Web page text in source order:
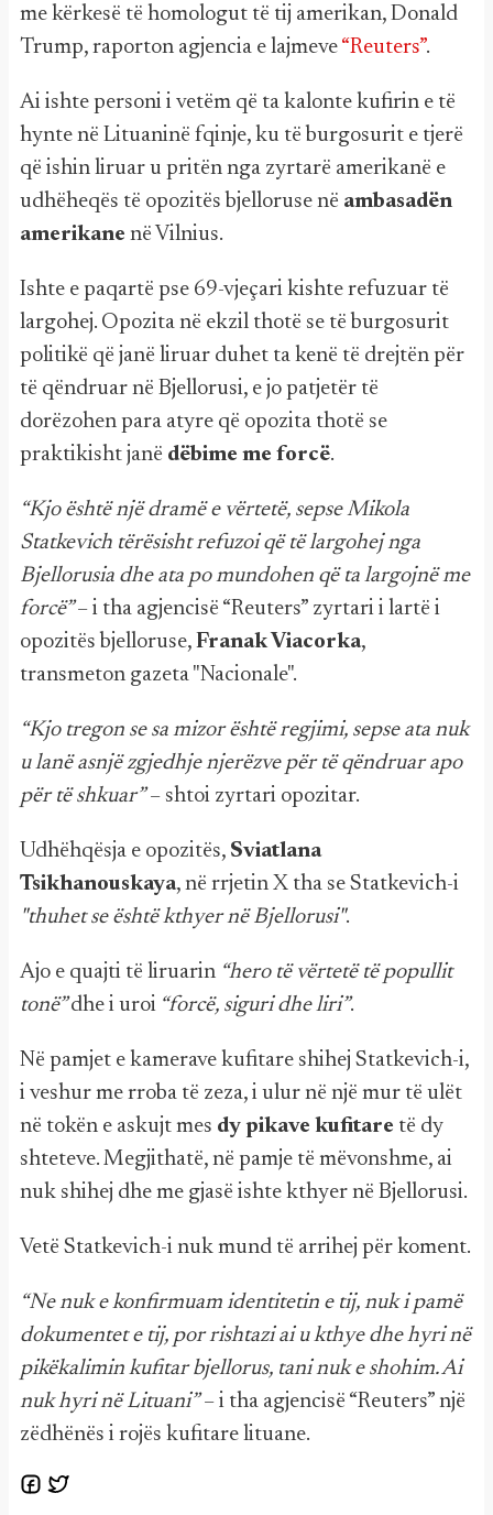
me kërkesë të homologut të tij amerikan, Donald
Trump, raporton agjencia e lajmeve “Reuters”.
Ai ishte personi i vetëm që ta kalonte kufirin e të
hynte në Lituaninë fqinje, ku të burgosurit e tjerë
që ishin liruar u pritën nga zyrtarë amerikanë e
udhëheqës të opozitës bjelloruse në ambasadën
amerikane në Vilnius.
Ishte e paqartë pse 69-vjeçari kishte refuzuar të
largohej. Opozita në ekzil thotë se të burgosurit
politikë që janë liruar duhet ta kenë të drejtën për
të qëndruar në Bjellorusi, e jo patjetër të
dorëzohen para atyre që opozita thotë se
praktikisht janë dëbime me forcë.
“Kjo është një dramë e vërtetë, sepse Mikola
Statkevich tërësisht refuzoi që të largohej nga
Bjellorusia dhe ata po mundohen që ta largojnë me
forcë”– i tha agjencisë “Reuters” zyrtari i lartë i
opozitës bjelloruse, Franak Viacorka,
transmeton gazeta "Nacionale".
“Kjo tregon se sa mizor është regjimi, sepse ata nuk
u lanë asnjë zgjedhje njerëzve për të qëndruar apo
për të shkuar”– shtoi zyrtari opozitar.
Udhëhqësja e opozitës, Sviatlana
Tsikhanouskaya, në rrjetin X tha se Statkevich-i
"thuhet se është kthyer në Bjellorusi".
Ajo e quajti të liruarin “hero të vërtetë të popullit
tonë”dhe i uroi “forcë, siguri dhe liri”.
Në pamjet e kamerave kufitare shihej Statkevich-i,
i veshur me rroba të zeza, i ulur në një mur të ulët
në tokën e askujt mes dy pikave kufitare të dy
shteteve. Megjithatë, në pamje të mëvonshme, ai
nuk shihej dhe me gjasë ishte kthyer në Bjellorusi.
Vetë Statkevich-i nuk mund të arrihej për koment.
“Ne nuk e konfirmuam identitetin e tij, nuk i pamë
dokumentet e tij, por rishtazi ai u kthye dhe hyri në
pikëkalimin kufitar bjellorus, tani nuk e shohim. Ai
nuk hyri në Lituani”– i tha agjencisë “Reuters” një
zëdhënës i rojës kufitare lituane.